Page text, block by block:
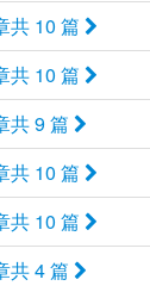
共 10 篇
共 10 篇
共 9 篇
共 10 篇
共 10 篇
共 4 篇